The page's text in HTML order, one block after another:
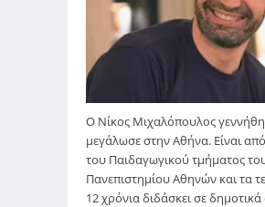
Ο Νίκος Μιχαλόπουλος
μεγάλωσε στην Αθήνα. Είναι
του Παιδαγωγικού τμήματος
Πανεπιστημίου Αθηνών και τα
12 χρόνια διδάσκει σε δημοτικά